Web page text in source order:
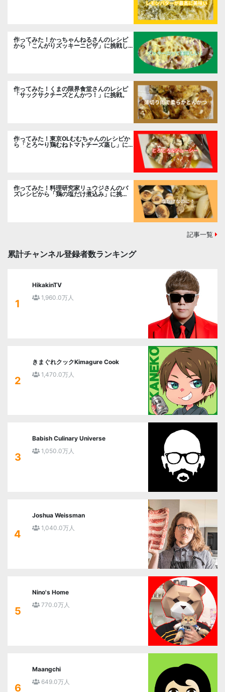
作ってみた！かっちゃんねるさんのレシピ
から「こんがりズッキーニピザ」に挑戦し
ました。
作ってみた！くまの限界食堂さんのレシピ
「サックサクチーズとんかつ！」に挑戦。
作ってみた！東京OLむむちゃんのレシピか
ら「とろ〜り鶏むねトマトチーズ蒸し」に
挑戦
作ってみた！料理研究家リュウジさんのバ
ズレシピから「鶏の塩だけ煮込み」に挑
記事一覧
累計チャンネル登録者数ランキング
1
HikakinTV
1,960.0万人
2
きまぐれクックKimagure Cook
1,470.0万人
3
Babish Culinary Universe
1,050.0万人
4
Joshua Weissman
1,040.0万人
5
Nino's Home
770.0万人
6
Maangchi
649.0万人